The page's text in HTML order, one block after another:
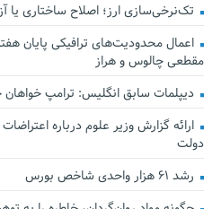
تک‌نرخی‌سازی ارز؛ اصلاح ساختاری یا
اعمال محدودیت‌های ترافیکی پایان
مقطعی چالوس و هراز
دیپلمات سابق انگلیس:‌ ترامپ
ارائه گزارش وزیر علوم درباره
دولت
رشد ۶۱ هزار واحدی شاخص بورس